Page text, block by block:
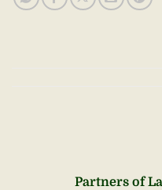
Partners of